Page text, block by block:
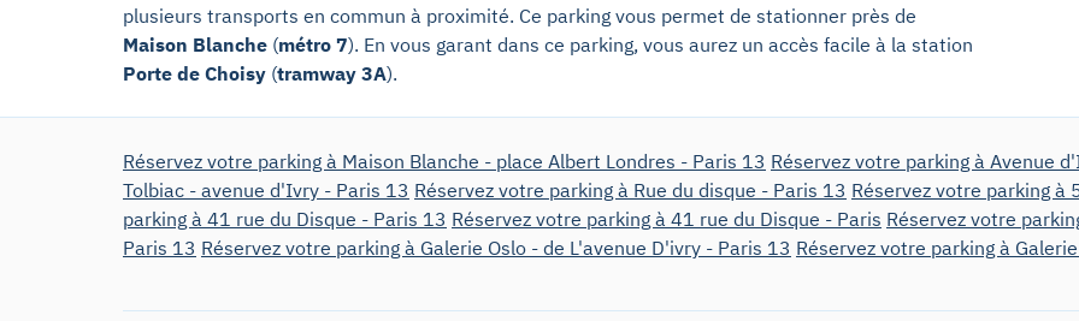
plusieurs transports en commun à proximité. Ce parking vous permet de stationner près de
Maison Blanche (métro 7). En vous garant dans ce parking, vous aurez un accès facile à la station
Porte de Choisy (tramway 3A).
Réservez votre parking à Maison Blanche - place Albert Londres - Paris 13 Réservez votre parking à Avenue
Tolbiac - avenue d'Ivry - Paris 13 Réservez votre parking à Rue du disque - Paris 13 Réservez votre parking à
parking à 41 rue du Disque - Paris 13 Réservez votre parking à 41 rue du Disque - Paris Réservez votre
Paris 13 Réservez votre parking à Galerie Oslo - de L'avenue D'ivry - Paris 13 Réservez votre parking à